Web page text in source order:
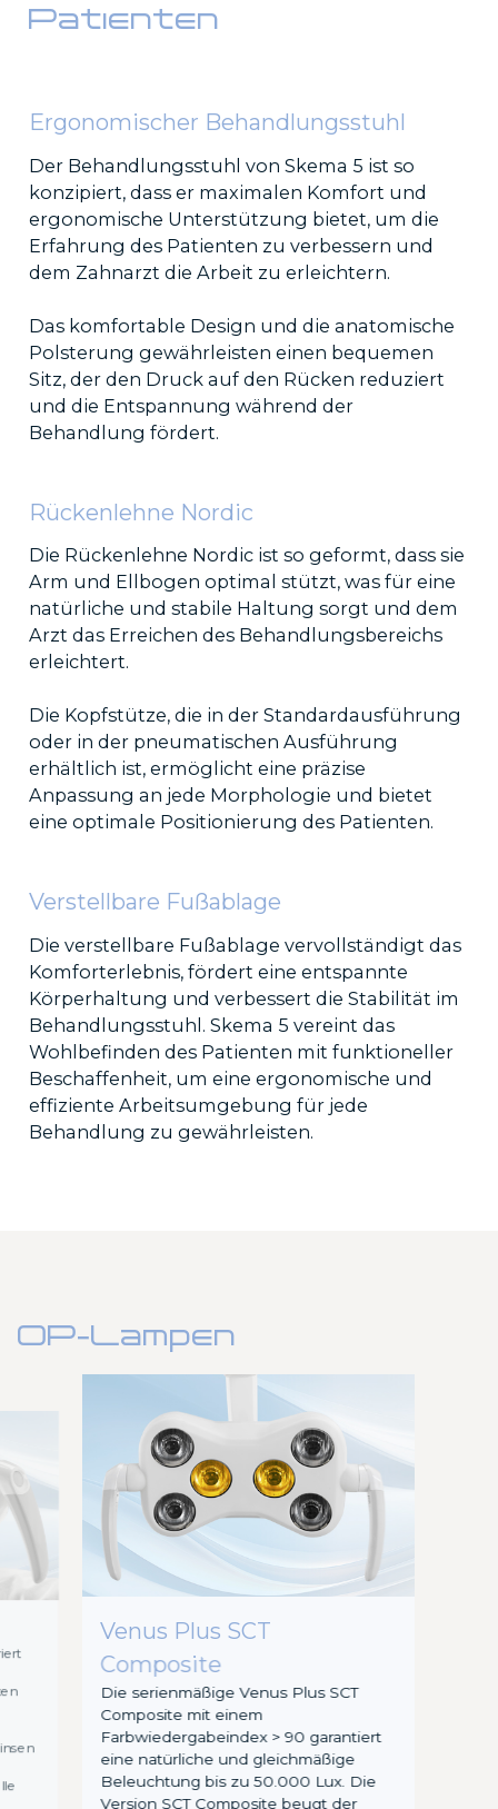
Patienten
Ergonomischer Behandlungsstuhl
Der Behandlungsstuhl von Skema 5 ist so
konzipiert, dass er maximalen Komfort und
ergonomische Unterstützung bietet, um die
Erfahrung des Patienten zu verbessern und
dem Zahnarzt die Arbeit zu erleichtern.
Das komfortable Design und die anatomische
Polsterung gewährleisten einen bequemen
Sitz, der den Druck auf den Rücken reduziert
und die Entspannung während der
Behandlung fördert.
Rückenlehne Nordic
Die Rückenlehne Nordic ist so geformt, dass sie
Arm und Ellbogen optimal stützt, was für eine
natürliche und stabile Haltung sorgt und dem
Arzt das Erreichen des Behandlungsbereichs
erleichtert.
Die Kopfstütze, die in der Standardausführung
oder in der pneumatischen Ausführung
erhältlich ist, ermöglicht eine präzise
Anpassung an jede Morphologie und bietet
eine optimale Positionierung des Patienten.
Verstellbare Fußablage
Die verstellbare Fußablage vervollständigt das
Komforterlebnis, fördert eine entspannte
Körperhaltung und verbessert die Stabilität im
Behandlungsstuhl. Skema 5 vereint das
Wohlbefinden des Patienten mit funktioneller
Beschaffenheit, um eine ergonomische und
effiziente Arbeitsumgebung für jede
Behandlung zu gewährleisten.
OP-Lampen
Venus Plus SCT
Composite
Die serienmäßige Venus Plus SCT
Composite mit einem
Farbwiedergabeindex > 90 garantiert
eine natürliche und gleichmäßige
Beleuchtung bis zu 50.000 Lux. Die
Version SCT Composite beugt der